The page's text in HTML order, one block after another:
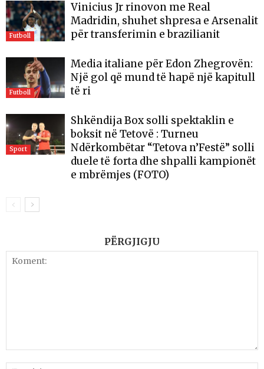
Futboll
Vinicius Jr rinovon me Real
Madridin, shuhet shpresa e Arsenalit
për transferimin e brazilianit
Futboll
Media italiane për Edon Zhegrovën:
Një gol që mund të hapë një kapitull
të ri
Sport
Shkëndija Box solli spektaklin e
boksit në Tetovë : Turneu
Ndërkombëtar “Tetova n’Festë” solli
duele të forta dhe shpalli kampionët
e mbrëmjes (FOTO)
PËRGJIGJU